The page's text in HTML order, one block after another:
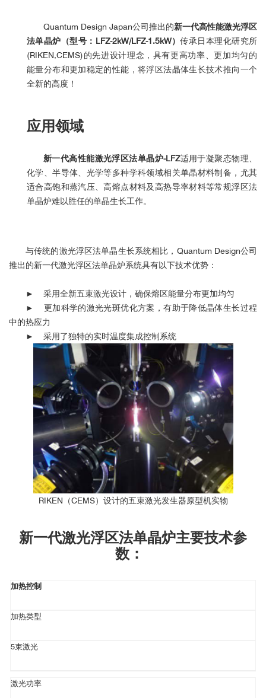
Quantum Design Japan公司推出的新一代高性能激光浮区
法单晶炉 （型号：LFZ-2kW/LFZ-1.5kW）传承日本理化研究所
(RIKEN,CEMS)的先进设计理念，具有更高功率、更加均匀的
能量分布和更加稳定的性能，将浮区法晶体生长技术推向一个
全新的高度！
应用领域
新一代高性能激光浮区法单晶炉-LFZ适用于凝聚态物理、
化学、半导体、光学等多种学科领域相关单晶材料制备，尤其
适合高饱和蒸汽压、高熔点材料及高热导率材料等常规浮区法
单晶炉难以胜任的单晶生长工作。
与传统的激光浮区法单晶生长系统相比，Quantum Design公司
推出的新一代激光浮区法单晶炉系统具有以下技术优势：
► 采用全新五束激光设计，确保熔区能量分布更加均匀
► 更加科学的激光光斑优化方案，有助于降低晶体生长过程
中的热应力
► 采用了独特的实时温度集成控制系统
RIKEN（CEMS）设计的五束激光发生器原型机实物
新一代激光浮区法单晶炉主要技术参
数：
加热控制
加热类型
5束激光
激光功率